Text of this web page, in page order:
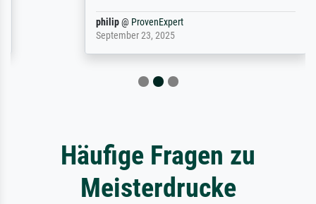
ProvenExpert
September 23, 2025
Häufige Fragen zu
Meisterdrucke